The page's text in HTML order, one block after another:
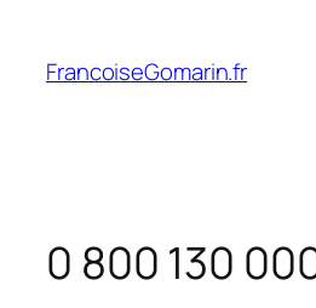
contenu
FrancoiseGomarin.fr
0 800 130